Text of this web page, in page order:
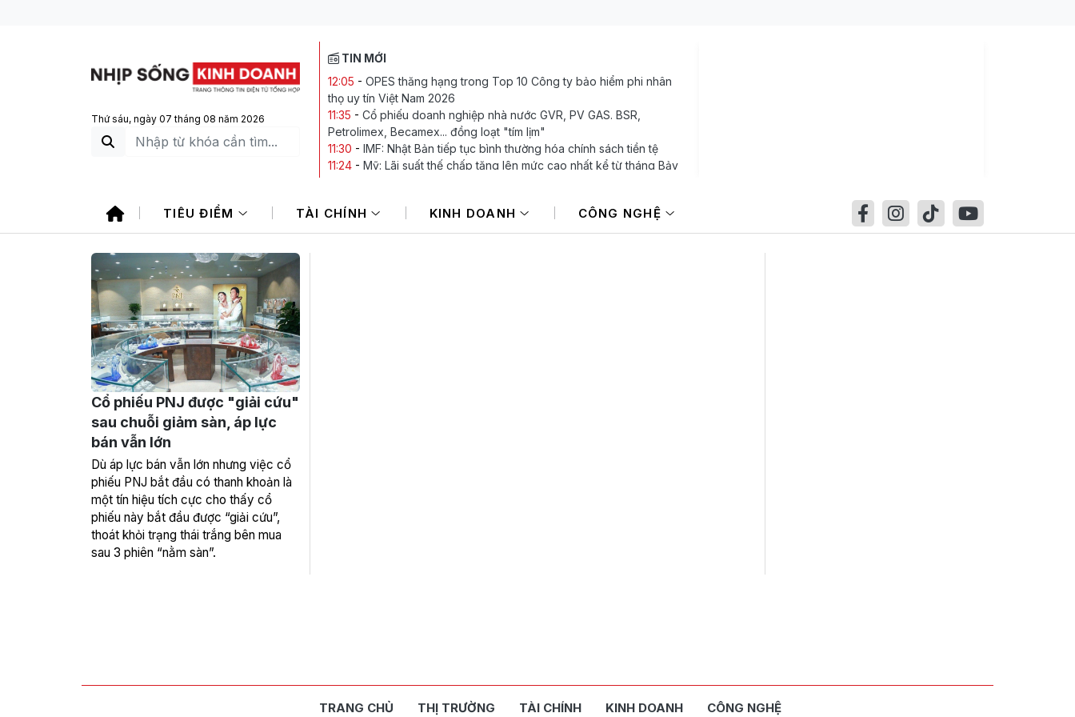
Thứ sáu, ngày 07 tháng 08 năm 2026
TIN MỚI
12:05 - OPES thăng hạng trong Top 10 Công ty bảo hiểm phi nhân
thọ uy tín Việt Nam 2026
11:35 - Cổ phiếu doanh nghiệp nhà nước GVR, PV GAS. BSR,
Petrolimex, Becamex... đồng loạt "tím lịm"
11:30 - IMF: Nhật Bản tiếp tục bình thường hóa chính sách tiền tệ
11:24 - Mỹ: Lãi suất thế chấp tăng lên mức cao nhất kể từ tháng Bảy
Phòng với nơi có “đệ nhất hùng quan Tây Bắc”
10:11-Chuyên gia chỉ ra 4 trọng tâm cơ hội đầu tư bất động sản tại
TIÊU ĐIỂM TÀI CHÍNH KINH DOANH CÔNG NGHỆ
Cổ phiếu PNJ được "giải cứu"
sau chuỗi giảm sàn, áp lực
bán vẫn lớn
Dù áp lực bán vẫn lớn nhưng việc cổ
phiếu PNJ bắt đầu có thanh khoản là
một tín hiệu tích cực cho thấy cổ
phiếu này bắt đầu được “giải cứu”,
thoát khỏi trạng thái trắng bên mua
sau 3 phiên “nằm sàn”.
TRANG CHỦ THỊ TRƯỜNG TÀI CHÍNH KINH DOANH CÔNG NGHỆ